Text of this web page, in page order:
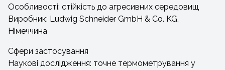
Особливості: стійкість до агресивних середовищ
Виробник: Ludwig Schneider GmbH & Co. KG,
Німеччина
Сфери застосування
Наукові дослідження: точне термометрування у